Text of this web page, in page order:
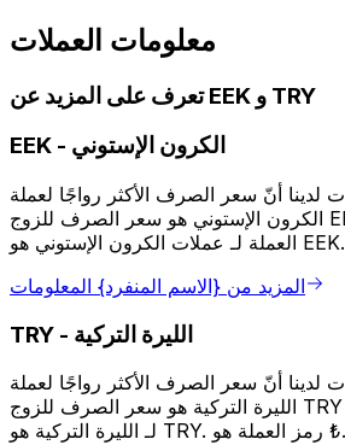
معلومات العملات
تعرف على المزيد عن EEK و TRY
EEK - الكرون الإستوني
لدينا أنّ سعر الصرف الأكثر رواجًا لعملة
الكرون الإستوني هو سعر الصرف للزوج EEK إلى USD. رمز
المزيد من {الاسم المنفرد} المعلومات
TRY - الليرة التركية
لدينا أنّ سعر الصرف الأكثر رواجًا لعملة
الليرة التركية هو سعر الصرف للزوج TRY إلى USD. رمز العملة
لـ الليرة التركية هو TRY. رمز العملة هو ₺.